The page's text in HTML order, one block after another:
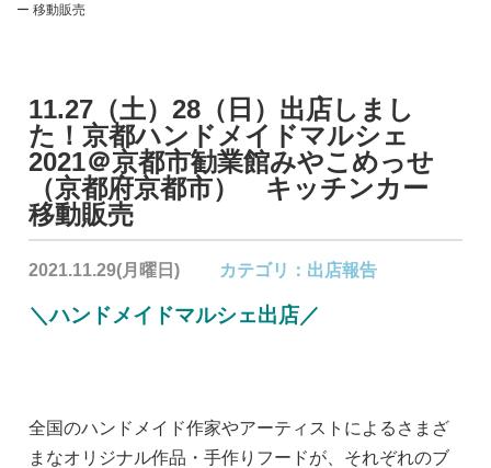
ー 移動販売
11.27（土）28（日）出店しまし
た！京都ハンドメイドマルシェ
2021＠京都市勧業館みやこめっせ
（京都府京都市） キッチンカー
移動販売
2021.11.29(月曜日) カテゴリ： 出店報告
＼ハンドメイドマルシェ出店／
全国のハンドメイド作家やアーティストによるさまざ
まなオリジナル作品・手作りフードが、それぞれのブ